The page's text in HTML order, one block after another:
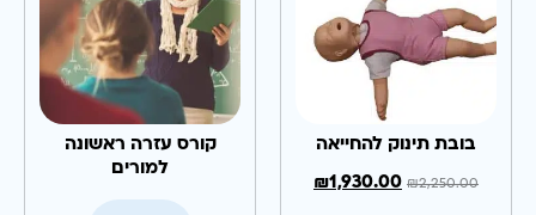
בובת תינוק להחייאה
₪2,250.00
₪1,930.00
קורס עזרה ראשונה
למורים